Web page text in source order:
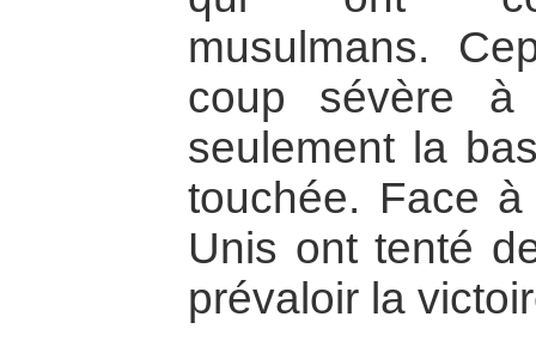
musulmans.
coup sévère à
seulement la
touchée. Face
Unis ont tenté
prévaloir la